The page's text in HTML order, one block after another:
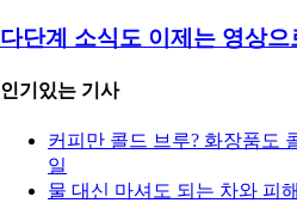
다단계 소식도 이제는 영상으
인기있는 기사
커피만 콜드 브루? 화장품도
일
물 대신 마셔도 되는 차와 피